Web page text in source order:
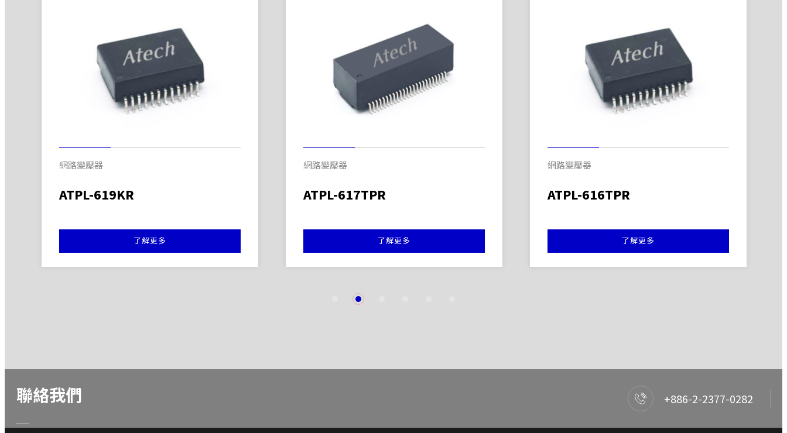
網路變壓器
ATPL-619KR
了解更多
網路變壓器
ATPL-617TPR
了解更多
網路變壓器
ATPL-616TPR
了解更多
2
聯絡我們 +886-2-2377-0282